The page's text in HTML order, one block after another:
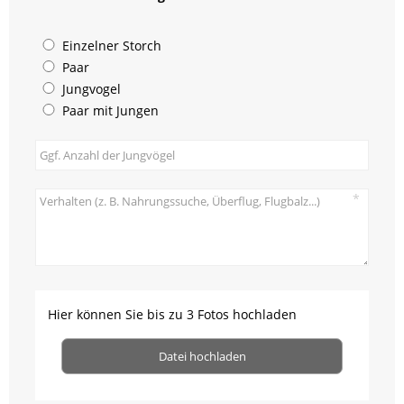
Einzelner Storch
Paar
Jungvogel
Paar mit Jungen
Hier können Sie bis zu 3 Fotos hochladen
Datei hochladen